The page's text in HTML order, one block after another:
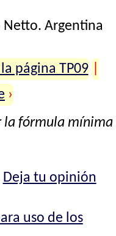
Netto. Argentina
página TP09
›
la fórmula mínima
Deja tu opinión
uso de los